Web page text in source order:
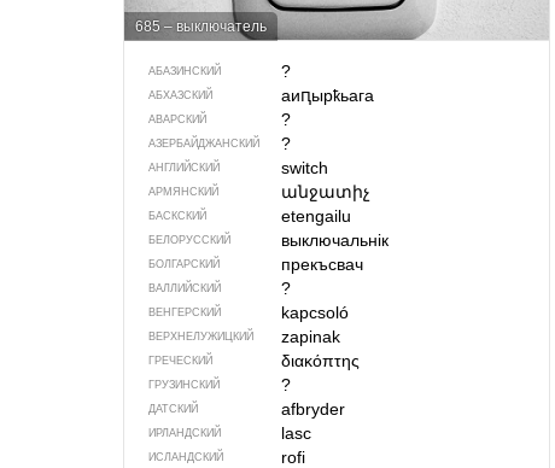
685 – выключатель
АБАЗИНСКИЙ ?
АБХАЗСКИЙ аиԥырҟьага
АВАРСКИЙ ?
АЗЕРБАЙДЖАН­СКИЙ ?
АНГЛИЙСКИЙ switch
АРМЯНСКИЙ անջատիչ
БАСКСКИЙ etengailu
БЕЛОРУССКИЙ выключальнік
БОЛГАРСКИЙ прекъсвач
ВАЛЛИЙСКИЙ ?
ВЕНГЕРСКИЙ kapcsoló
ВЕРХНЕЛУЖИЦКИЙ zapinak
ГРЕЧЕСКИЙ διακόπτης
ГРУЗИНСКИЙ ?
ДАТСКИЙ afbryder
ИРЛАНДСКИЙ lasc
ИСЛАНДСКИЙ rofi